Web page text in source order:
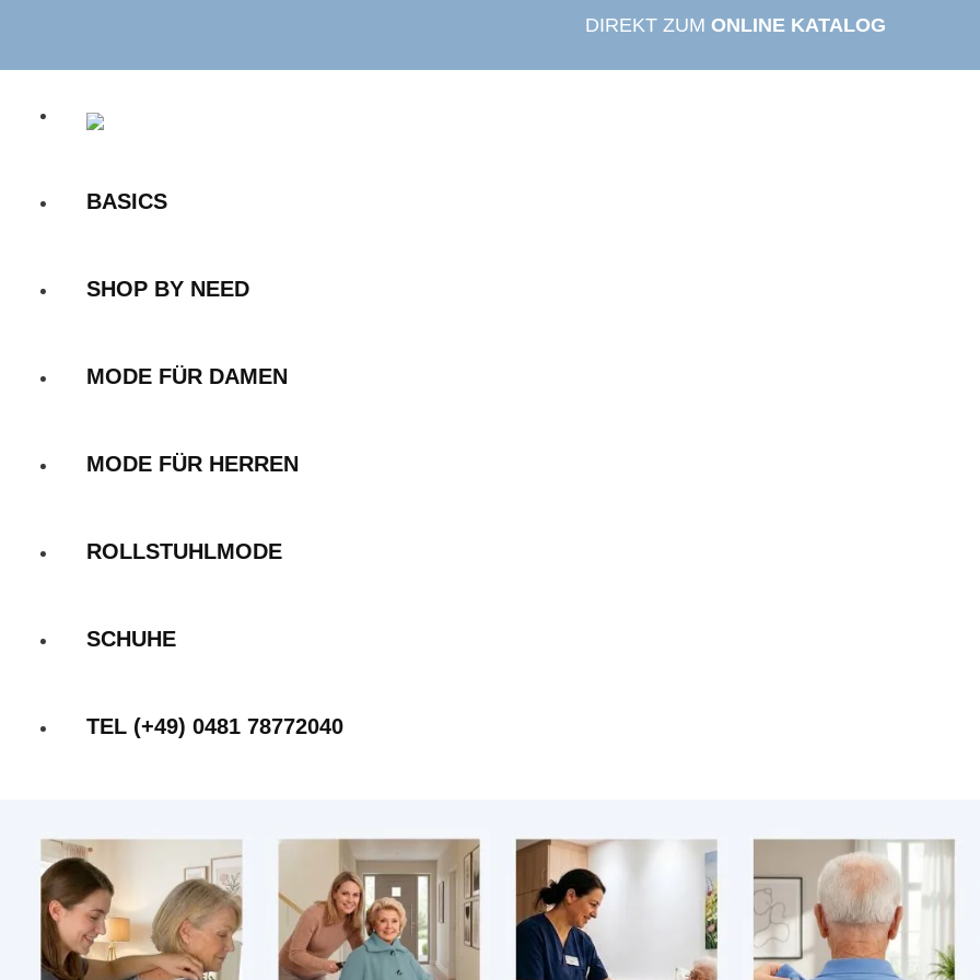
springen
DIREKT ZUM ONLINE KATALOG
BASICS
SHOP BY NEED
MODE FÜR DAMEN
MODE FÜR HERREN
ROLLSTUHLMODE
SCHUHE
TEL (+49) 0481 78772040